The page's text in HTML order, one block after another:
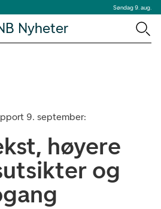
Søndag 9. aug.
Nyheter
9. september:
høyere
og